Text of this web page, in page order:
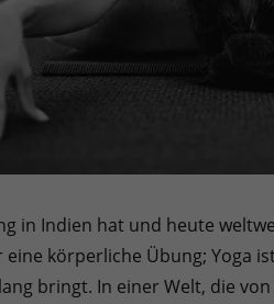
in Indien hat und heute
körperliche Übung; Yoga
bringt. In einer Welt, die